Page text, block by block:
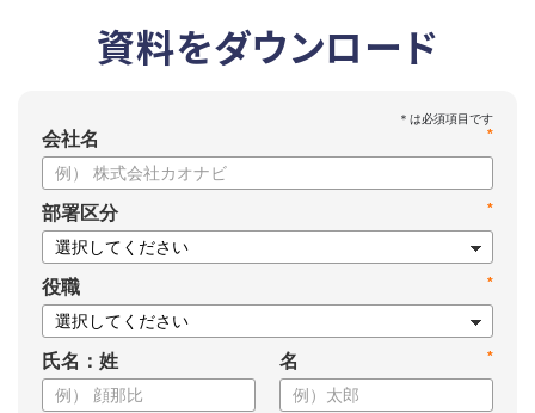
資料をダウンロード
*
会社名
*
部署区分
*
役職
氏名：姓 *
名